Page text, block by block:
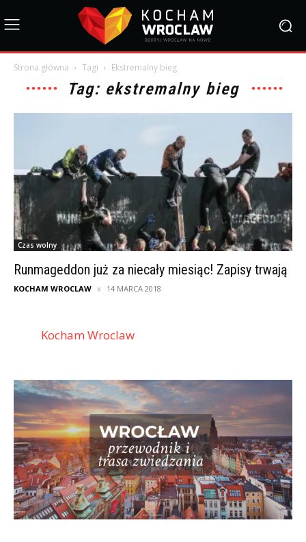
Strona główna Tagi Ekstremalny bieg
Tag: ekstremalny bieg
Czas wolny
Runmageddon już za niecały miesiąc! Zapisy trwają
KOCHAM WROCLAW 14 MARCA 2018
Kocham Wroclaw